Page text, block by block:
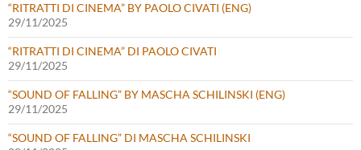
“RITRATTI DI CINEMA” BY PAOLO CIVATI (ENG)
29/11/2025
“RITRATTI DI CINEMA” DI PAOLO CIVATI
29/11/2025
“SOUND OF FALLING” BY MASCHA SCHILINSKI (ENG)
29/11/2025
“SOUND OF FALLING” DI MASCHA SCHILINSKI